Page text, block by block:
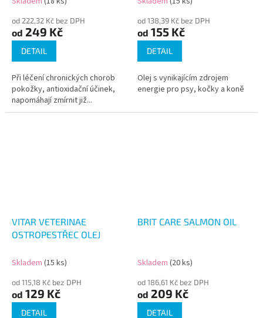
od 222,32 Kč bez DPH
od 249 Kč
DETAIL
Při léčení chronických chorob
pokožky, antioxidační účinek,
napomáhají zmírnit již...
od 138,39 Kč bez DPH
od 155 Kč
DETAIL
Olej s vynikajícím zdrojem
energie pro psy, kočky a koně
VITAR VETERINAE
OSTROPESTŘEC OLEJ
Skladem (15 ks)
od 115,18 Kč bez DPH
od 129 Kč
DETAIL
BRIT CARE SALMON OIL
Skladem (20 ks)
od 186,61 Kč bez DPH
od 209 Kč
DETAIL